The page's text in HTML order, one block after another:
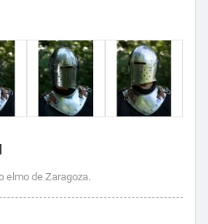
elmo de Zaragoza.